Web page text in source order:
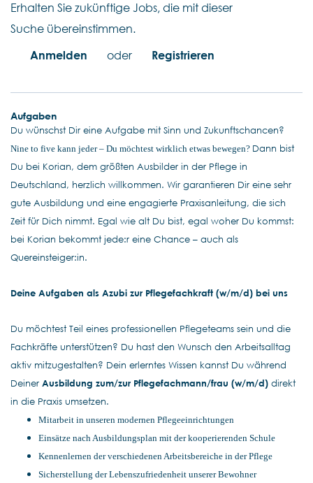
Erhalten Sie zukünftige Jobs, die mit dieser
Suche übereinstimmen.
Anmelden
oder Registrieren
Aufgaben
Du wünschst Dir eine Aufgabe mit Sinn und Zukunftschancen?
Nine to five kann jeder – Du möchtest wirklich etwas bewegen? Dann bist
Du bei Korian, dem größten Ausbilder in der Pflege in
Deutschland, herzlich willkommen. Wir garantieren Dir eine sehr
gute Ausbildung und eine engagierte Praxisanleitung, die sich
Zeit für Dich nimmt. Egal wie alt Du bist, egal woher Du kommst:
bei Korian bekommt jede:r eine Chance – auch als
Quereinsteiger:in.
Deine Aufgaben als Azubi zur Pflegefachkraft (w/m/d) bei uns
Du möchtest Teil eines professionellen Pflegeteams sein und die
Fachkräfte unterstützen? Du hast den Wunsch den Arbeitsalltag
aktiv mitzugestalten? Dein erlerntes Wissen kannst Du während
Deiner Ausbildung zum/zur Pflegefachmann/frau (w/m/d) direkt
in die Praxis umsetzen.
Mitarbeit in unseren modernen Pflegeeinrichtungen
Einsätze nach Ausbildungsplan mit der kooperierenden Schule
Kennenlernen der verschiedenen Arbeitsbereiche in der Pflege
Sicherstellung der Lebenszufriedenheit unserer Bewohner